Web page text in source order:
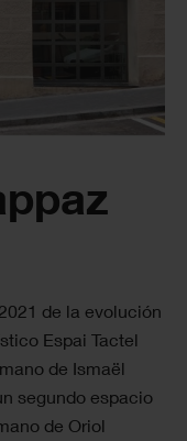
de la evolución
Espai Tactel
de Ismaël
segundo espacio
de Oriol